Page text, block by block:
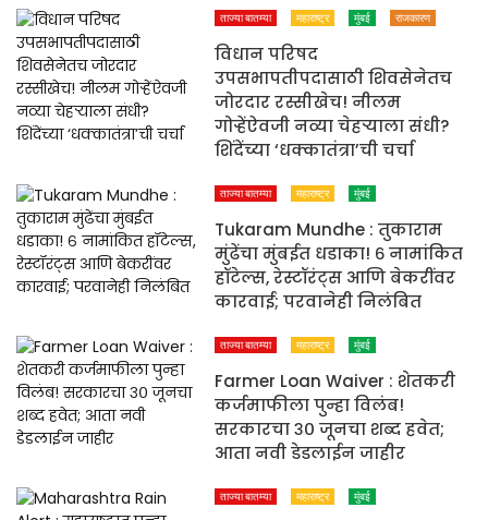
ताज्या बातम्या महाराष्ट्र मुंबई राजकारण
विधान परिषद
उपसभापतीपदासाठी शिवसेनेतच
जोरदार रस्सीखेच! नीलम
गोऱ्हेंऐवजी नव्या चेहऱ्याला संधी?
शिंदेंच्या ‘धक्कातंत्रा’ची चर्चा
ताज्या बातम्या महाराष्ट्र मुंबई
Tukaram Mundhe : तुकाराम
मुंढेंचा मुंबईत धडाका! ६ नामांकित
हॉटेल्स, रेस्टॉरंट्स आणि बेकरींवर
कारवाई; परवानेही निलंबित
ताज्या बातम्या महाराष्ट्र मुंबई
Farmer Loan Waiver : शेतकरी
कर्जमाफीला पुन्हा विलंब!
सरकारचा ३० जूनचा शब्द हवेत;
आता नवी डेडलाईन जाहीर
ताज्या बातम्या महाराष्ट्र मुंबई